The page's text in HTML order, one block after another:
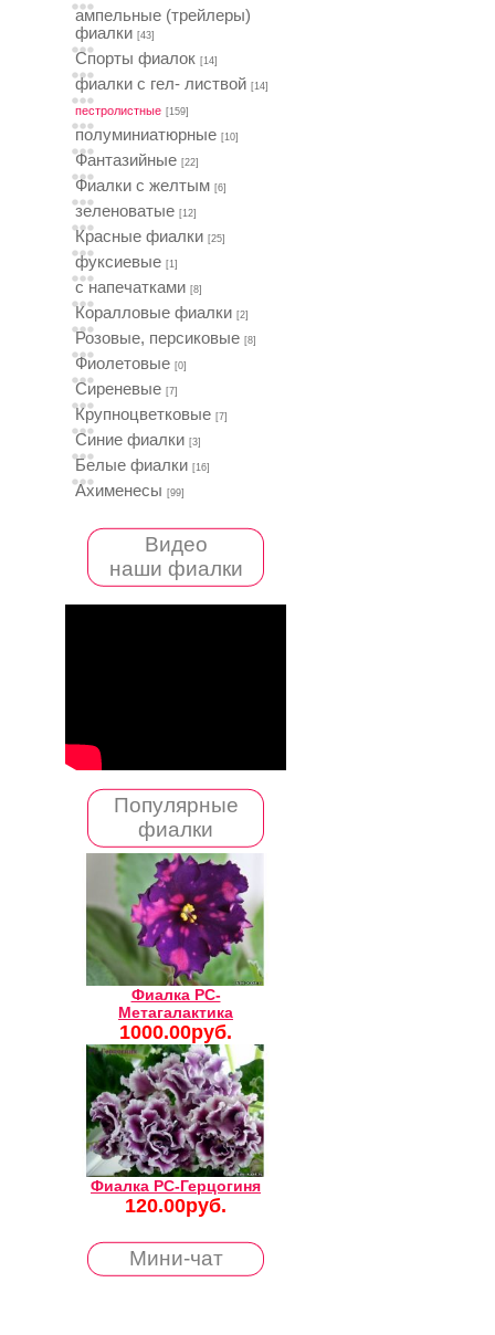
ампельные (трейлеры)
фиалки [43]
Спорты фиалок [14]
фиалки с гел- листвой [14]
пестролистные [159]
полуминиатюрные [10]
Фантазийные [22]
Фиалки с желтым [6]
зеленоватые [12]
Красные фиалки [25]
фуксиевые [1]
с напечатками [8]
Коралловые фиалки [2]
Розовые, персиковые [8]
Фиолетовые [0]
Сиреневые [7]
Крупноцветковые [7]
Синие фиалки [3]
Белые фиалки [16]
Ахименесы [99]
Видео
наши фиалки
Популярные
фиалки
Фиалка РС-
Метагалактика
1000.00руб.
Фиалка РС-Герцогиня
120.00руб.
Мини-чат